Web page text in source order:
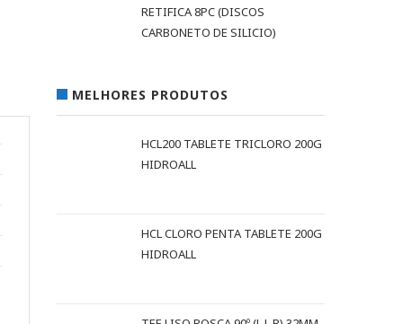
RETIFICA 8PC (DISCOS
CARBONETO DE SILICIO)
MELHORES PRODUTOS
HCL200 TABLETE TRICLORO 200G
HIDROALL
HCL CLORO PENTA TABLETE 200G
HIDROALL